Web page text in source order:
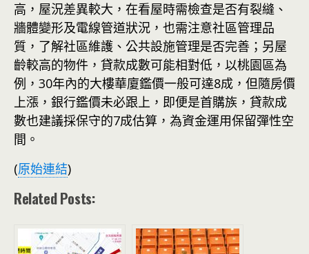
高，屋況差異較大，在看屋時需檢查是否有裂縫、
牆體變形及電線管道狀況，也需注意社區管理品
質，了解社區維護、公共設施管理是否完善；另屋
齡較高的物件，貸款成數可能相對低，以桃園區為
例，30年內的大樓華廈鑑價一般可達8成，但隨房價
上漲，銀行鑑價未必跟上，即便是首購族，貸款成
數也建議採保守的7成估算，為資金運用保留彈性空
間。
(原始連結)
Related Posts: